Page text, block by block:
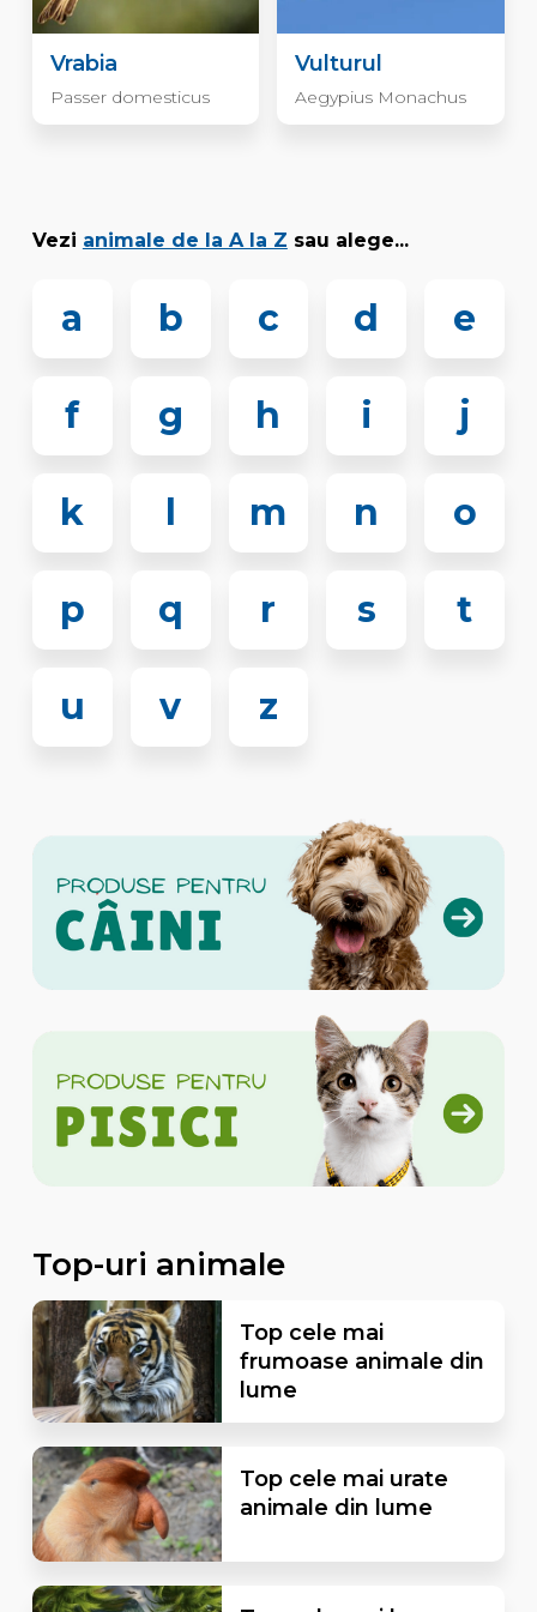
Vrabia
Passer domesticus
Vulturul
Aegypius Monachus
Vezi animale de la A la Z sau alege...
a b c d e
f g h i j
k l m n o
p q r s t
u v z
Top-uri animale
Top cele mai
frumoase animale din
lume
Top cele mai urate
animale din lume